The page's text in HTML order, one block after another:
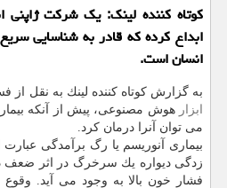
كوتاه كننده لینك: یك شركت
ابداع كرده كه قادر به شناسایی
انسان است.
به گزارش كوتاه كننده لینك به نقل از
ابزار هوش مصنوعی، پیش از آنكه
می توان آنرا درمان كرد.
بیماری آنوریسم یا رگ برآمدگی
زدگی دیواره یك سرخرگ در اثر ضعف
فشار خون بالا به وجود می آید.